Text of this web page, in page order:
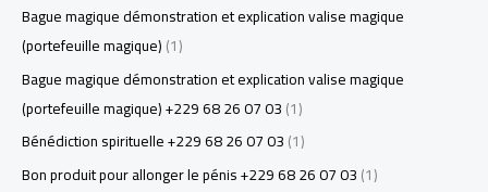
Bague magique démonstration et explication valise magique
(portefeuille magique)(1)
Bague magique démonstration et explication valise magique
(portefeuille magique) +229 68 26 07 03(1)
Bénédiction spirituelle +229 68 26 07 03(1)
Bon produit pour allonger le pénis +229 68 26 07 03(1)